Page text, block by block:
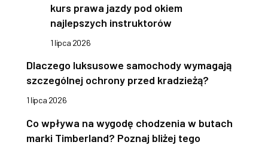
kurs prawa jazdy pod okiem
najlepszych instruktorów
1 lipca 2026
Dlaczego luksusowe samochody wymagają
szczególnej ochrony przed kradzieżą?
1 lipca 2026
Co wpływa na wygodę chodzenia w butach
marki Timberland? Poznaj bliżej tego